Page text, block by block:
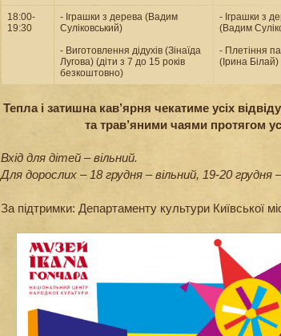
18:00-
19:30
- Іграшки з дерева (Вадим
Суліковський)
- Виготовлення дідухів (Зінаїда
Лугова) (діти з 7 до 15 років
безкоштовно)
- Іграшки з
(Вадим
- Плетіння
(Ірина Білай)
Тепла і затишна кав’ярня чекатиме усіх
та трав’яними чаями протягом
Вхід для дітей – вільний.
Для дорослих – 18 грудня – вільний, 19-20 грудня
За підтримки: Департаменту культури Київської